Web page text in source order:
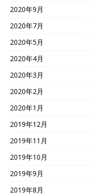
2020年9月
2020年7月
2020年5月
2020年4月
2020年3月
2020年2月
2020年1月
2019年12月
2019年11月
2019年10月
2019年9月
2019年8月